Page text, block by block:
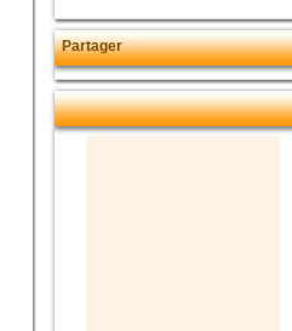
Partager